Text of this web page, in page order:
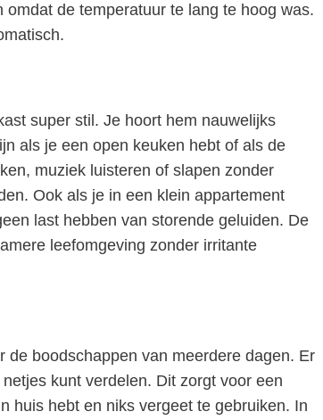
de temperatuur te lang te hoog was.
super stil. Je hoort hem nauwelijks
als je een open keuken hebt of als de
muziek luisteren of slapen zonder
Ook als je in een klein appartement
last hebben van storende geluiden. De
leefomgeving zonder irritante
boodschappen van meerdere dagen. Er
kunt verdelen. Dit zorgt voor een
huis hebt en niks vergeet te gebruiken. In